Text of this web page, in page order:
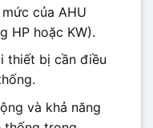
của AHU
HP hoặc KW).
thiết bị cần điều
và khả năng